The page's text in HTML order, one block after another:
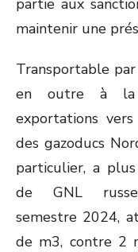
partie aux
maintenir une
Transportable
en outre à la
exportations
des gazoducs
particulier, a
de GNL
semestre 2024,
de m3, contre 2